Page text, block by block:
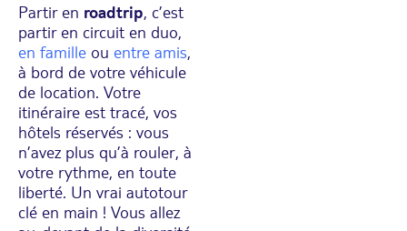
Partir en roadtrip, c’est
partir en circuit en duo,
en famille ou entre amis,
à bord de votre véhicule
de location. Votre
itinéraire est tracé, vos
hôtels réservés : vous
n’avez plus qu’à rouler, à
votre rythme, en toute
liberté. Un vrai autotour
clé en main ! Vous allez